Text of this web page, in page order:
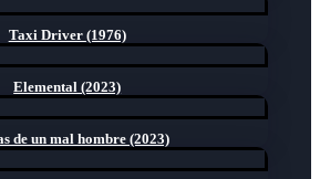
Taxi Driver (1976)
Elemental (2023)
de un mal hombre (2023)